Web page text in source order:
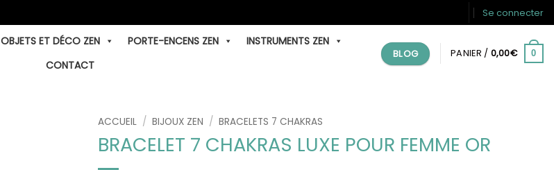
Se connecter
OBJETS ET DÉCO ZEN PORTE-ENCENS ZEN
INSTRUMENTS ZEN
CONTACT
BLOG PANIER / 0,00€ 0
ACCUEIL / BIJOUX ZEN / BRACELETS 7 CHAKRAS
BRACELET 7 CHAKRAS LUXE POUR FEMME OR